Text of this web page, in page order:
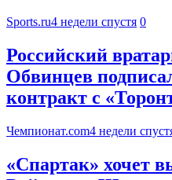
Sports.ru4 недели спустя 0
Российский
Обвинцев
контракт с
Чемпионат.com4 недели
«Спартак» хочет